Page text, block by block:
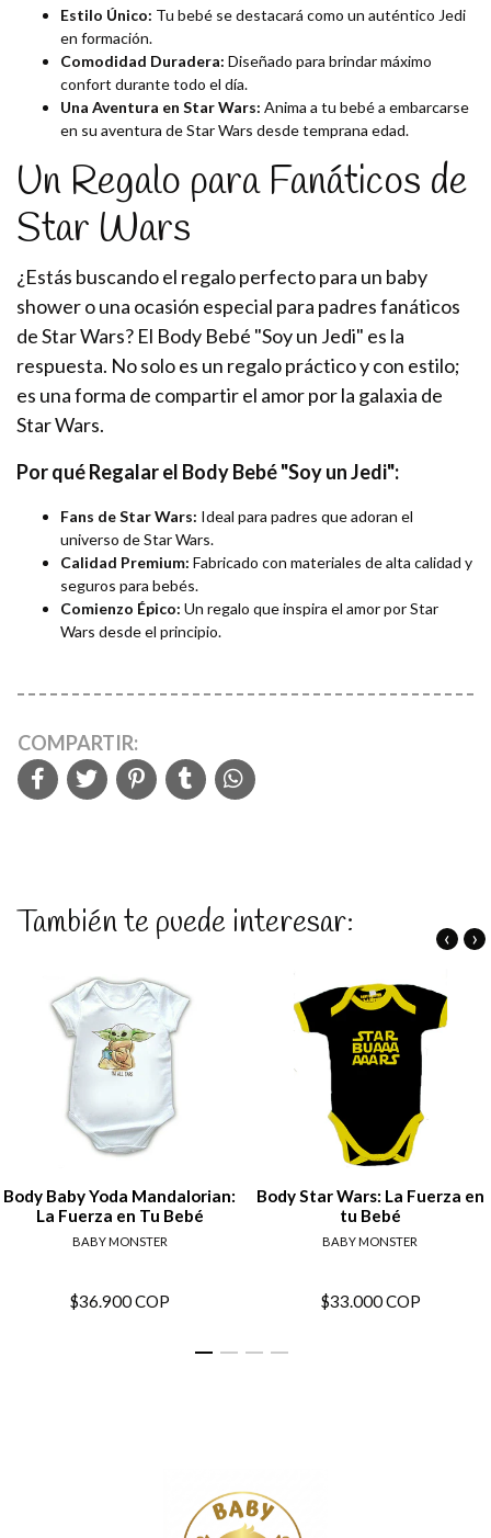
Estilo Único: Tu bebé se destacará como un auténtico Jedi
en formación.
Comodidad Duradera: Diseñado para brindar máximo
confort durante todo el día.
Una Aventura en Star Wars: Anima a tu bebé a embarcarse
en su aventura de Star Wars desde temprana edad.
Un Regalo para Fanáticos de
Star Wars
¿Estás buscando el regalo perfecto para un baby
shower o una ocasión especial para padres fanáticos
de Star Wars? El Body Bebé "Soy un Jedi" es la
respuesta. No solo es un regalo práctico y con estilo;
es una forma de compartir el amor por la galaxia de
Star Wars.
Por qué Regalar el Body Bebé "Soy un Jedi":
Fans de Star Wars: Ideal para padres que adoran el
universo de Star Wars.
Calidad Premium: Fabricado con materiales de alta calidad y
seguros para bebés.
Comienzo Épico: Un regalo que inspira el amor por Star
Wars desde el principio.
COMPARTIR:
También te puede interesar:
Body Baby Yoda Mandalorian:
La Fuerza en Tu Bebé
BABY MONSTER
$36.900 COP
Body Star Wars: La Fuerza en
tu Bebé
BABY MONSTER
$33.000 COP
‹ ›